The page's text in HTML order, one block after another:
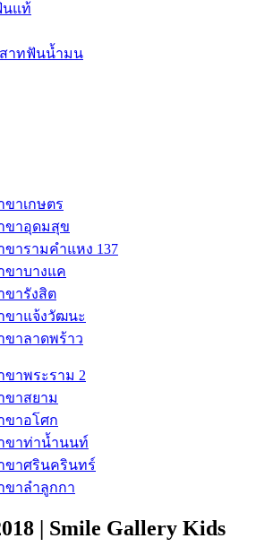
นแท้
าทฟันน้ำมน
ขาเกษตร
ขาอุดมสุข
ารามคำแหง 137
ขาบางแค
ขารังสิต
ขาแจ้งวัฒนะ
ขาลาดพร้าว
ขาพระราม 2
ขาสยาม
ขาอโศก
ขาท่าน้ำนนท์
ขาศรินครินทร์
ขาลำลูกกา
| Smile Gallery Kids